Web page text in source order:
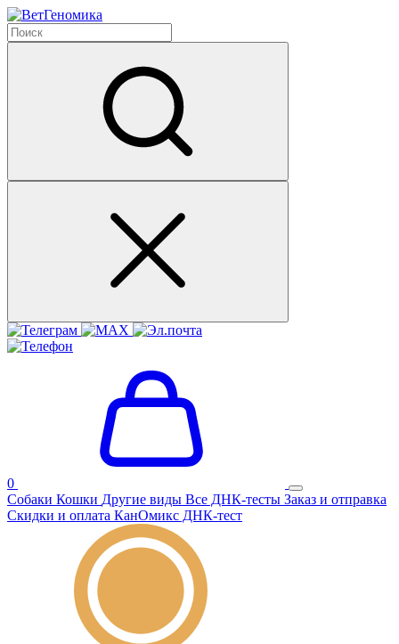
0
Собаки Кошки Другие виды Все ДНК-тесты Заказ и отправка
Скидки и оплата КанОмикс ДНК-тест